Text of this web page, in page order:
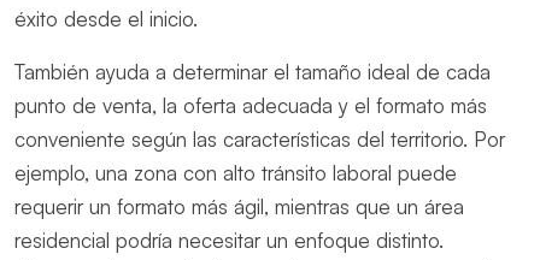
éxito desde el inicio.
También ayuda a determinar el tamaño ideal de cada
punto de venta, la oferta adecuada y el formato más
conveniente según las características del territorio. Por
ejemplo, una zona con alto tránsito laboral puede
requerir un formato más ágil, mientras que un área
residencial podría necesitar un enfoque distinto.